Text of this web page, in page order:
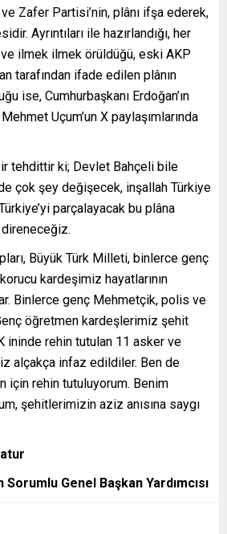
Zafer Partisi’nin, plânı ifşa ederek,
Ayrıntıları ile hazırlandığı, her
ilmek ilmek örüldüğü, eski AKP
tarafından ifade edilen plânın
ise, Cumhurbaşkanı Erdoğan’ın
Uçum’un X paylaşımlarında
tehdittir ki; Devlet Bahçeli bile
çok şey değişecek, inşallah Türkiye
parçalayacak bu plâna
Büyük Türk Milleti, binlerce genç
kardeşimiz hayatlarının
Binlerce genç Mehmetçik, polis ve
öğretmen kardeşlerimiz şehit
ininde rehin tutulan 11 asker ve
alçakça infaz edildiler. Ben de
için rehin tutuluyorum. Benim
şehitlerimizin aziz anısına saygı
Genel Başkan Yardımcısı